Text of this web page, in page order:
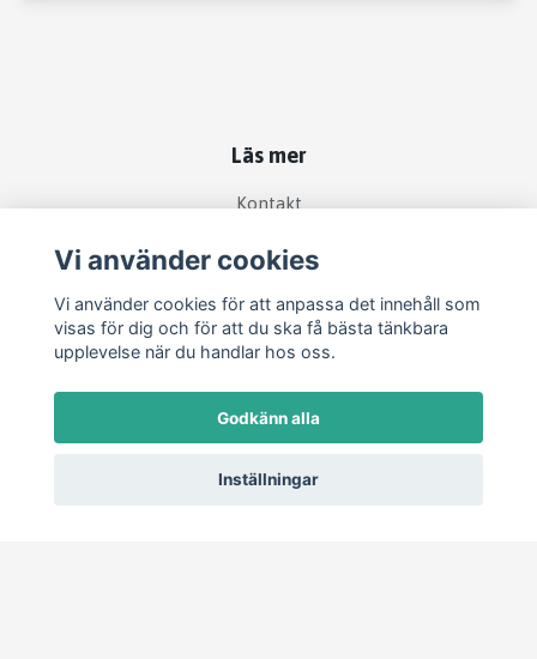
Läs mer
Kontakt
Sociala medier
Vi använder cookies
Vi använder cookies för att anpassa det innehåll som
visas för dig och för att du ska få bästa tänkbara
upplevelse när du handlar hos oss.
Godkänn alla
Inställningar